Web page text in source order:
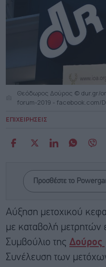
Θεόδωρος Δούρος © dur.gr/
forum-2019 - facebook.com/
ΕΠΙΧΕΙΡΗΣΕΙΣ
Προσθέστε το
Αύξηση μετοχικού
με καταβολή μετρητών
Συμβούλιο της Δούρος
Συνέλευση των